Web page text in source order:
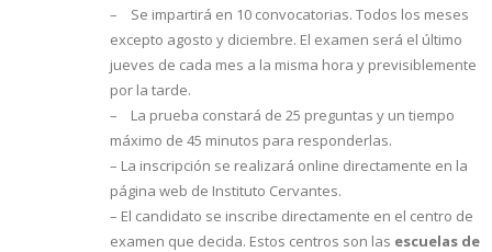
– Se impartirá en 10 convocatorias. Todos los meses
excepto agosto y diciembre. El examen será el último
jueves de cada mes a la misma hora y previsiblemente
por la tarde.
– La prueba constará de 25 preguntas y un tiempo
máximo de 45 minutos para responderlas.
– La inscripción se realizará online directamente en la
página web de Instituto Cervantes.
– El candidato se inscribe directamente en el centro de
examen que decida. Estos centros son las escuelas de